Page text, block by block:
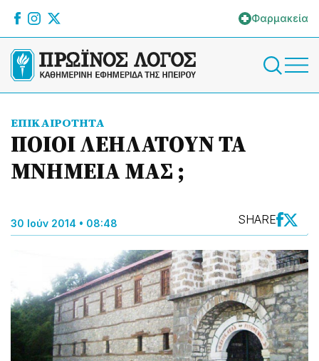
Φαρμακεία
ΕΠΙΚΑΙΡΟΤΗΤΑ
ΠΟΙΟΙ ΛΕΗΛΑΤΟΥΝ ΤΑ
ΜΝΗΜΕΙΑ ΜΑΣ ;
30 Ιούν 2014 • 08:48 SHARE